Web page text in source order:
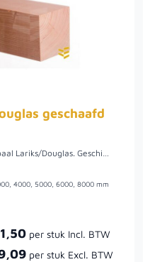
geschaafd
Geschaafde paal Lariks/Douglas. Geschikt om een pergola of overkapping van te maken. Bestel hier uw lariks/douglas geschaafd 145x145 mm balk. Het hout is onbehandeld en heeft een robuuste uitstraling. Lariks/douglas hout heeft een natuurlijke uitstraling en is bij ons in meerdere lengtes verkrijgbaar. Hoewel het Lariks/douglas hout onbehandeld is, is het toch geschikt als tuinhout. Het is kwetsbaar voor vocht, dus zwevend monteren is aanbevolen. Het hout is relatief goedkoop in vergelijking met bijvoorbeeld eikenhout. Het is daarnaast eenvoudig bewerkbaar hout en heeft een mooie warme kleur en egale vergrijzing.
4000, 5000, 6000, 8000 mm